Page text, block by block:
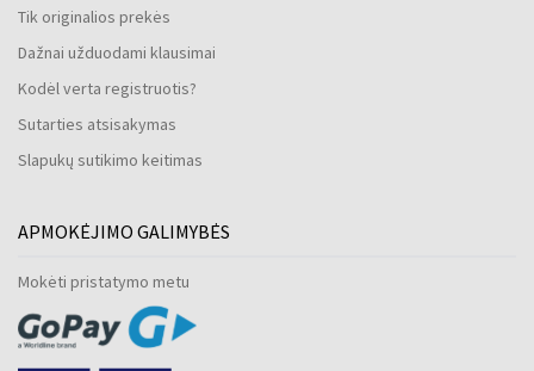
Tik originalios prekės
Dažnai užduodami klausimai
Kodėl verta registruotis?
Sutarties atsisakymas
Slapukų sutikimo keitimas
APMOKĖJIMO GALIMYBĖS
Mokėti pristatymo metu